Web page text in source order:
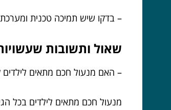
– בדקו שיש תמיכה טכנית
שאול ותשובות
– האם מנעול חכם מתאים
מנעול חכם מתאים לילדים בכל